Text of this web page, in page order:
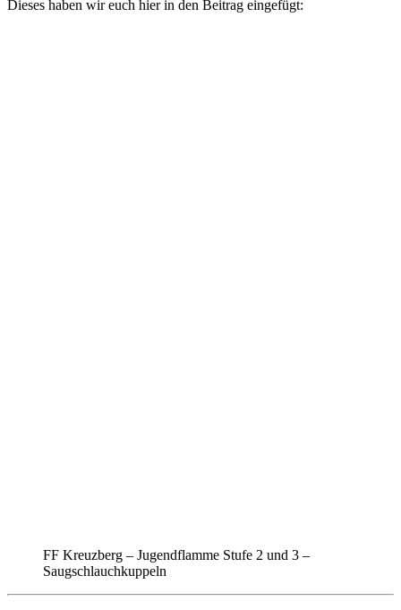
Dieses haben wir euch hier in den Beitrag eingefügt:
FF Kreuzberg – Jugendflamme Stufe 2 und 3 –
Saugschlauchkuppeln